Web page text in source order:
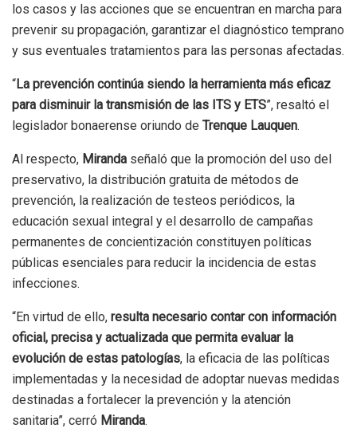
los casos y las acciones que se encuentran en marcha para
prevenir su propagación, garantizar el diagnóstico temprano
y sus eventuales tratamientos para las personas afectadas.
“La prevención continúa siendo la herramienta más eficaz
para disminuir la transmisión de las ITS y ETS”, resaltó el
legislador bonaerense oriundo de Trenque Lauquen.
Al respecto, Miranda señaló que la promoción del uso del
preservativo, la distribución gratuita de métodos de
prevención, la realización de testeos periódicos, la
educación sexual integral y el desarrollo de campañas
permanentes de concientización constituyen políticas
públicas esenciales para reducir la incidencia de estas
infecciones.
“En virtud de ello, resulta necesario contar con información
oficial, precisa y actualizada que permita evaluar la
evolución de estas patologías, la eficacia de las políticas
implementadas y la necesidad de adoptar nuevas medidas
destinadas a fortalecer la prevención y la atención
sanitaria”, cerró Miranda.